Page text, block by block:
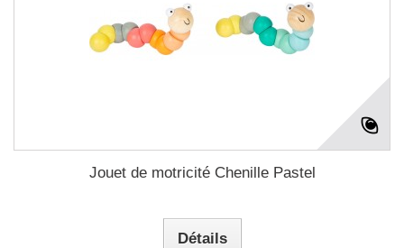
Jouet de motricité Chenille Pastel
Détails